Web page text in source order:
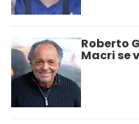
Roberto
Macri se